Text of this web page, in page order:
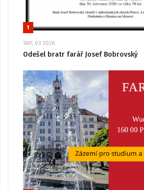
1
SRP, 03 2026
Odešel bratr farář Josef Bobrovský